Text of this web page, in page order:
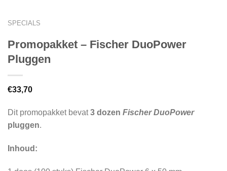
SPECIALS
Promopakket – Fischer DuoPower
Pluggen
€33,70
Dit promopakket bevat3 dozen Fischer DuoPower
pluggen.
Inhoud: